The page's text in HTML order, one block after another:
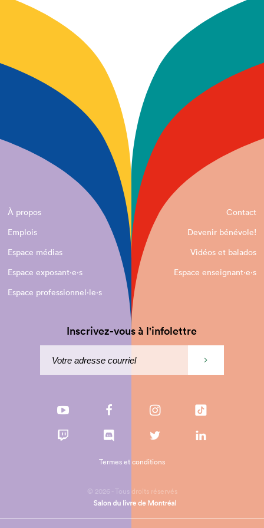
À propos
Contact
Emplois
Devenir bénévole!
Espace médias
Vidéos et balados
Espace exposant·e⋅s
Espace enseignant·e⋅s
Espace professionnel·le⋅s
Inscrivez-vous à l'infolettre
© 2026 - Tous droits réservés
Termes et conditions